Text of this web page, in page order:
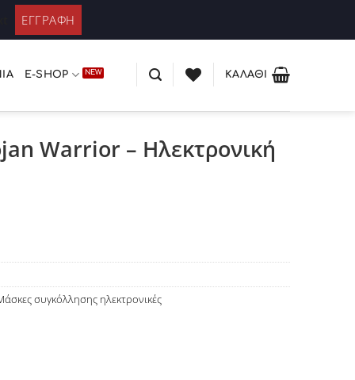
/ Εγγραφή
E-SHOP ΚΑΛΆΘΙ
Warrior – Hλεκτρονική
συγκόλλησης ηλεκτρονικές
Μάσκα συγκόλλησης ποσότητα